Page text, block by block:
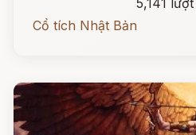
5,141
Cổ tích Nhật Bản